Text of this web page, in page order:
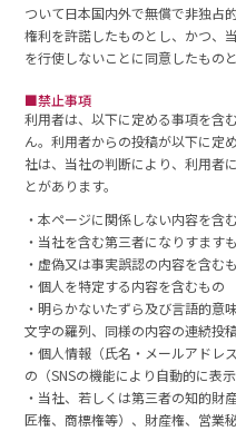
ついて日本国内外で無償で非独占
権利を許諾したものとし、かつ、
を行使しないことに同意したものと
■禁止事項
利用者は、以下に定める事項を含
ん。利用者からの投稿が以下に定
社は、当社の判断により、利用者
とがあります。
・本ページに関係しない内容を含
・当社を含む第三者になりすます
・虚偽又は事実誤認の内容を含む
・個人を特定する内容を含むもの
・明らかないたずら及び言語的意
文字の羅列、同様の内容の連続投稿
・個人情報（氏名・メールアドレ
の（SNSの機能により自動的に表
・当社、若しくは第三者の知的財
匠権、商標権等）、財産権、営業